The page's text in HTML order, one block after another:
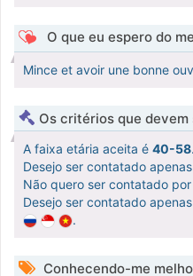
O que eu espero do
Mince et avoir une bonne
Os critérios que
A faixa etária aceita é 40-58.
Desejo ser contatado
Não quero ser contatado
Desejo ser contatado
.
Conhecendo-me